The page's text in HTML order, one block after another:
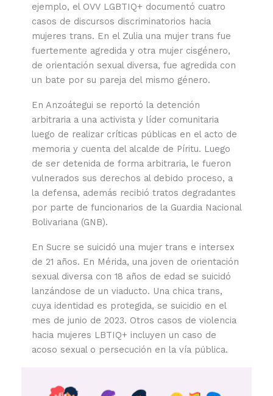
ejemplo, el OVV LGBTIQ+ documentó cuatro
casos de discursos discriminatorios hacia
mujeres trans. En el Zulia una mujer trans fue
fuertemente agredida y otra mujer cisgénero,
de orientación sexual diversa, fue agredida con
un bate por su pareja del mismo género.
En Anzoátegui se reportó la detención
arbitraria a una activista y líder comunitaria
luego de realizar críticas públicas en el acto de
memoria y cuenta del alcalde de Píritu. Luego
de ser detenida de forma arbitraria, le fueron
vulnerados sus derechos al debido proceso, a
la defensa, además recibió tratos degradantes
por parte de funcionarios de la Guardia Nacional
Bolivariana (GNB).
En Sucre se suicidó una mujer trans e intersex
de 21 años. En Mérida, una joven de orientación
sexual diversa con 18 años de edad se suicidó
lanzándose de un viaducto. Una chica trans,
cuya identidad es protegida, se suicidio en el
mes de junio de 2023. Otros casos de violencia
hacia mujeres LBTIQ+ incluyen un caso de
acoso sexual o persecución en la vía pública.